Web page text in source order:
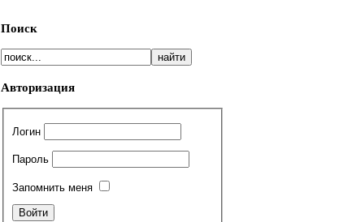
Поиск
Авторизация
Логин
Пароль
Запомнить меня